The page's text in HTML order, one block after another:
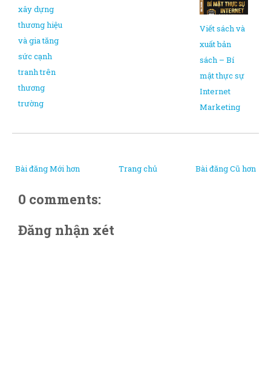
xây dựng
thương hiệu
và gia tăng
sức cạnh
tranh trên
thương
trường
Viết sách và
xuất bản
sách – Bí
mật thực sự
Internet
Marketing
Bài đăng Mới hơn Bài đăng Cũ hơn
Trang chủ
0 comments:
Đăng nhận xét